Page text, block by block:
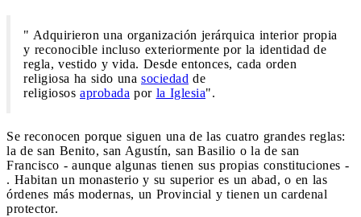
" Adquirieron una organización jerárquica interior propia
y reconocible incluso exteriormente por la identidad de
regla, vestido y vida. Desde entonces, cada orden
religiosa ha sido una sociedad de
religiosos aprobada por la Iglesia".
Se reconocen porque siguen una de las cuatro grandes reglas:
la de san Benito, san Agustín, san Basilio o la de san
Francisco - aunque algunas tienen sus propias constituciones -
. Habitan un monasterio y su superior es un abad, o en las
órdenes más modernas, un Provincial y tienen un cardenal
protector.